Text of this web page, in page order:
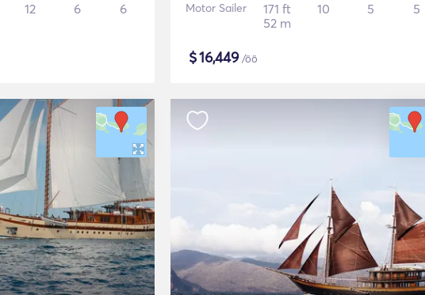
12 6 6 Motor Sailer
171 ft
52 m
10 5 5
$16,449/öö